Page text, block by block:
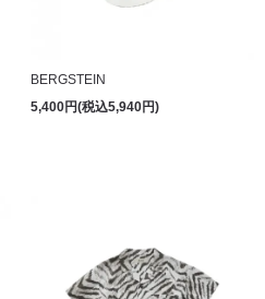
BERGSTEIN
5,400円(税込5,940円)